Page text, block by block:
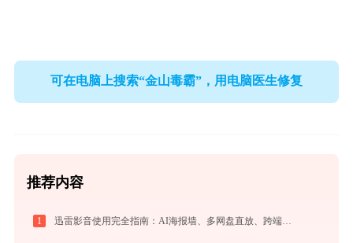
可在电脑上搜索“金山毒霸”，用电脑医生修复
推荐内容
1 迅雷影音使用完全指南：AI海报墙、多网盘直放、跨端同步，不止于播放器